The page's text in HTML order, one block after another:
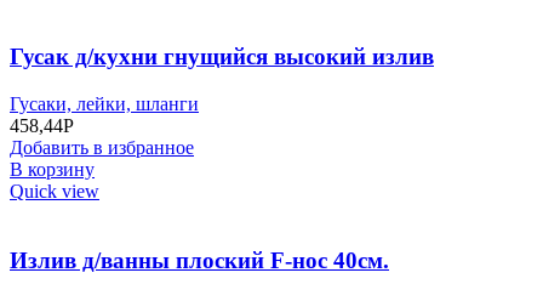
Гусак д/кухни гнущийся высокий излив
Гусаки, лейки, шланги
458,44Р
Добавить в избранное
В корзину
Quick view
Излив д/ванны плоский F-нос 40см.